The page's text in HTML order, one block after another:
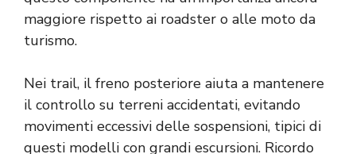
maggiore rispetto ai roadster o alle moto da
turismo.
Nei trail, il freno posteriore aiuta a mantenere
il controllo su terreni accidentati, evitando
movimenti eccessivi delle sospensioni, tipici di
questi modelli con grandi escursioni. Ricordo